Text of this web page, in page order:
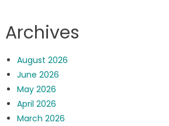
Archives
August 2026
June 2026
May 2026
April 2026
March 2026